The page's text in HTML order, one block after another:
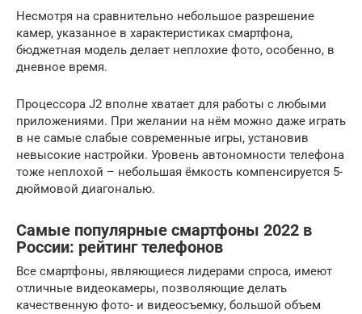
Несмотря на сравнительно небольшое разрешение
камер, указанное в характеристиках смартфона,
бюджетная модель делает неплохие фото, особенно, в
дневное время.
Процессора J2 вполне хватает для работы с любыми
приложениями. При желании на нём можно даже играть
в не самые слабые современные игры, установив
невысокие настройки. Уровень автономности телефона
тоже неплохой – небольшая ёмкость компенсируется 5-
дюймовой диагональю.
Самые популярные смартфоны 2022 в
России: рейтинг телефонов
Все смартфоны, являющиеся лидерами спроса, имеют
отличные видеокамеры, позволяющие делать
качественную фото- и видеосъемку, большой объем